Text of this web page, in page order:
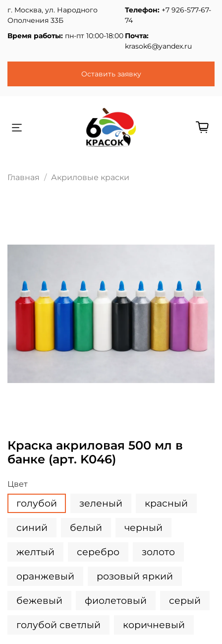
г. Москва, ул. Народного
Ополчения 33Б
Время работы: пн-пт 10:00-18:00
Телефон: +7 926-577-67-
74
Почта:
krasok6@yandex.ru
Оставить заявку
Главная Акриловые краски
Краска акриловая 500 мл в
банке (арт. K046)
Цвет
голубой зеленый красный
синий белый черный
желтый серебро золото
оранжевый розовый яркий
бежевый фиолетовый серый
голубой светлый коричневый